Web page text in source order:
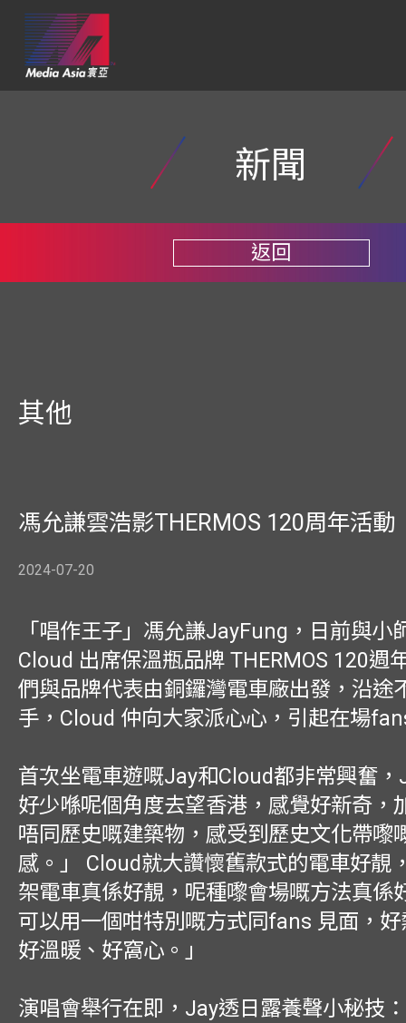
新聞
返回
其他
馮允謙雲浩影THERMOS 120周年活動
2024-07-20
「唱作王子」馮允謙JayFung，日前與小
Cloud 出席保溫瓶品牌 THERMOS 120週
們與品牌代表由銅鑼灣電車廠出發，沿途
手，Cloud 仲向大家派心心，引起在場
首次坐電車遊嘅Jay和Cloud都非常興奮
好少喺呢個角度去望香港，感覺好新奇，
唔同歷史嘅建築物，感受到歷史文化帶嚟
感。」 Cloud就大讚懷舊款式的電車好靚
架電車真係好靚，呢種嚟會場嘅方法真係
可以用一個咁特別嘅方式同fans 見面，
好溫暖、好窩心。」
演唱會舉行在即，Jay透日露養聲小秘技